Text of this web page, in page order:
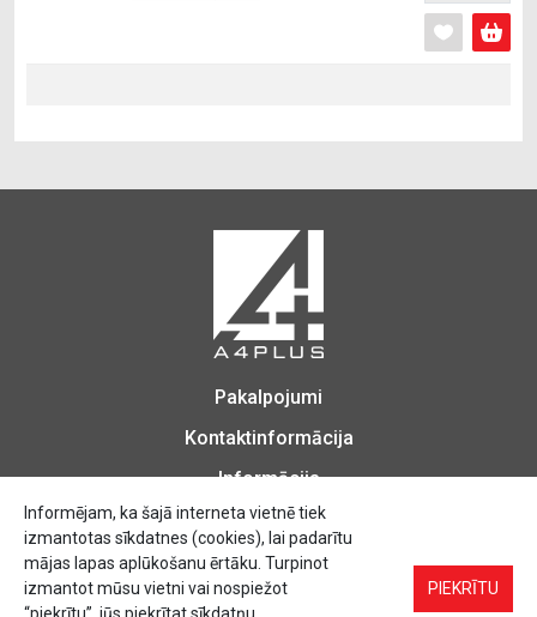
Biroja Preces, Zīmogu izgatavošana, Printēšana, Kopēšana, Iesiešana,
Vizītkartes, Skrejlapas, Uzlīmes.
Pakalpojumi
Kontaktinformācija
Informācija
Informējam, ka šajā interneta vietnē tiek
izmantotas sīkdatnes (cookies), lai padarītu
mājas lapas aplūkošanu ērtāku. Turpinot
izmantot mūsu vietni vai nospiežot
PIEKRĪTU